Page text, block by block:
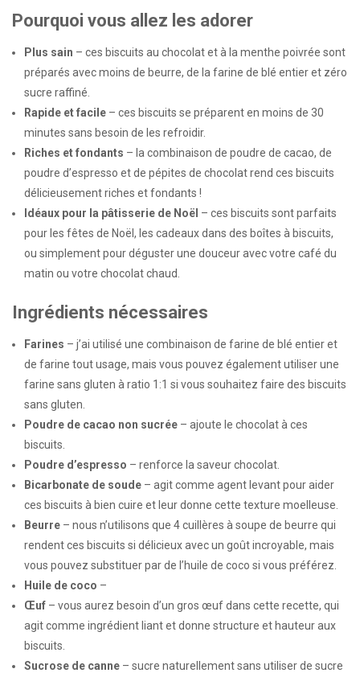
Pourquoi vous allez les adorer
Plus sain – ces biscuits au chocolat et à la menthe poivrée sont
préparés avec moins de beurre, de la farine de blé entier et zéro
sucre raffiné.
Rapide et facile – ces biscuits se préparent en moins de 30
minutes sans besoin de les refroidir.
Riches et fondants – la combinaison de poudre de cacao, de
poudre d’espresso et de pépites de chocolat rend ces biscuits
délicieusement riches et fondants !
Idéaux pour la pâtisserie de Noël – ces biscuits sont parfaits
pour les fêtes de Noël, les cadeaux dans des boîtes à biscuits,
ou simplement pour déguster une douceur avec votre café du
matin ou votre chocolat chaud.
Ingrédients nécessaires
Farines – j’ai utilisé une combinaison de farine de blé entier et
de farine tout usage, mais vous pouvez également utiliser une
farine sans gluten à ratio 1:1 si vous souhaitez faire des biscuits
sans gluten.
Poudre de cacao non sucrée – ajoute le chocolat à ces
biscuits.
Poudre d’espresso – renforce la saveur chocolat.
Bicarbonate de soude – agit comme agent levant pour aider
ces biscuits à bien cuire et leur donne cette texture moelleuse.
Beurre – nous n’utilisons que 4 cuillères à soupe de beurre qui
rendent ces biscuits si délicieux avec un goût incroyable, mais
vous pouvez substituer par de l’huile de coco si vous préférez.
Huile de coco –
Œuf – vous aurez besoin d’un gros œuf dans cette recette, qui
agit comme ingrédient liant et donne structure et hauteur aux
biscuits.
Sucrose de canne – sucre naturellement sans utiliser de sucre